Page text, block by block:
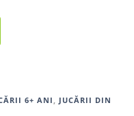
6+ ANI
JUCĂRII DIN